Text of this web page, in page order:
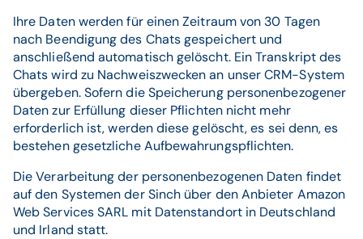
Ihre Daten werden für einen Zeitraum von 30 Tagen
nach Beendigung des Chats gespeichert und
anschließend automatisch gelöscht. Ein Transkript des
Chats wird zu Nachweiszwecken an unser CRM-System
übergeben. Sofern die Speicherung personenbezogener
Daten zur Erfüllung dieser Pflichten nicht mehr
erforderlich ist, werden diese gelöscht, es sei denn, es
bestehen gesetzliche Aufbewahrungspflichten.
Die Verarbeitung der personenbezogenen Daten findet
auf den Systemen der Sinch über den Anbieter Amazon
Web Services SARL mit Datenstandort in Deutschland
und Irland statt.